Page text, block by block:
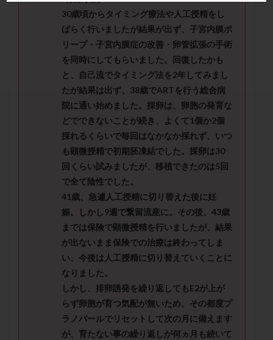
30歳頃からタイミング療法や人工授精をし
ばらく行いましたが結果が出ず、子宮内膜ポ
リープ・子宮内膜症の改善・卵管拡張の手術
を同時にしてもらいました。回復したかも
と、自己流でタイミング法を2年してみまし
たが結果は出ず、38歳でARTを行う総合病
院に通い始めました。採卵は、卵胞の発育な
どでできないことが続き、よくて1個か2個
採れるくらいで毎回はなかなか採れず、いつ
も顕微授精で初期胚凍結でした。採卵は30
回くらい試みましたが、移植できたのは5回
で全て陰性でした。
41歳、急遽人工授精に切り替えた後に妊
娠。しかし9週で繋留流産に。その後、43歳
までは保険で顕微授精を行いましたが、結果
が出ないまま保険での治療は終わってしま
い、今後は人工授精に切り替えていくことに
なりました。
しかし、排卵誘発を繰り返してもE2が上が
らず卵胞が育つ気配が無いため、その都度プ
ラノバールでリセットして次の月に備えます
が、育たない事の繰り返しが何ヵ月も続いて
ステップダウン
セカンドオピニオン
セックスレス
ダイエット
タイミング法
タイムラプス
ダイレクト分割
タクロリムス
チョコレート嚢胞
チラーヂン
トリオ検査
トリソミー
ネフローゼ症候群
ビタミンC
ビタミンD
ピックアップ障害
ビブラマイシン
フーナーテスト
フェマーラ
フォリスチム
ブセレリン点鼻薬
ブライダルチェック
フラグメント
プラセンタ
プラノバール
プラバノール
ふりかけ法
プレコンセプション
プレドニン
プログラフ
プロゲステロン
プロテイン
プロバイオティクス
プロラクチン
ホルモン値
ホルモン投与
ホルモン注射
ホルモン補充周期
ホルモン補充法
ホルモン補充療法
マイクロポリープ
メンタル
モザイク杯
モザイク胚
ラクトバチルス
ラクトフェリン
ラパロドリリング
リュープリン
リュープロレリン注射
ルトラール